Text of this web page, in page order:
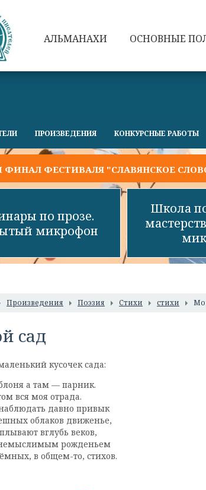
АЛЬМАНАХИ ОСНОВНЫЕ
ПРОИЗВЕДЕНИЯ КОНКУРСНЫЕ РАБОТЫ
ФЕСТИВАЛЯ "СЛАВЯНСКОЕ СЛОВО
по прозе.
микрофон
Школа
Произведения Поэзия Стихи стихи
сад
кусочек сада:
а там — парник.
вся моя отрада.
давно привык
облаков движенье,
вглубь веков,
рожденьем
в общем-то, стихов.